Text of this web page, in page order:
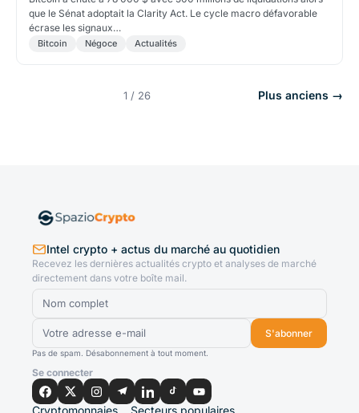
que le Sénat adoptait la Clarity Act. Le cycle macro défavorable
écrase les signaux…
Bitcoin Négoce Actualités
1 / 26 Plus anciens →
Intel crypto + actus du marché au quotidien
Recevez les dernières actualités crypto et analyses de marché
directement dans votre boîte mail.
S'abonner
Pas de spam. Désabonnement à tout moment.
Se connecter
Cryptomonnaies Secteurs populaires